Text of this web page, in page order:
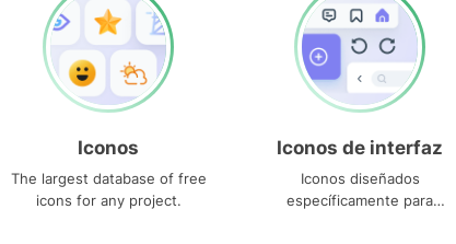
Iconos
The largest database of free
icons for any project.
Iconos de interfaz
Iconos diseñados
específicamente para